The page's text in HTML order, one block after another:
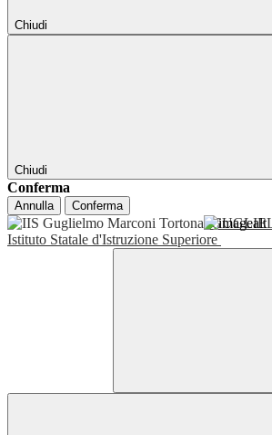
Chiudi
Chiudi
Conferma
Annulla Conferma
Istituto Statale d'Istruzione Superiore